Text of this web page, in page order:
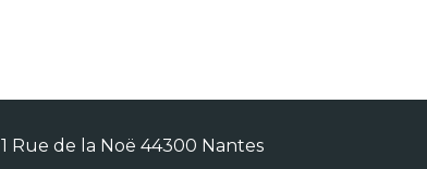
1 Rue de la Noë 44300 Nantes